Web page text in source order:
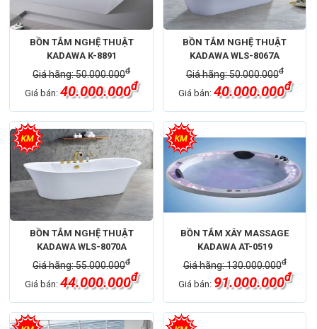
BỒN TẮM NGHỆ THUẬT
KADAWA K-8891
Giá hãng: 50.000.000đ
Giá bán:40.000.000đ
BỒN TẮM NGHỆ THUẬT
KADAWA WLS-8067A
Giá hãng: 50.000.000đ
Giá bán: 40.000.000đ
BỒN TẮM NGHỆ THUẬT
KADAWA WLS-8070A
Giá hãng: 55.000.000đ
Giá bán:44.000.000đ
BỒN TẮM XÂY MASSAGE
KADAWA AT-0519
Giá hãng: 130.000.000đ
Giá bán: 91.000.000đ